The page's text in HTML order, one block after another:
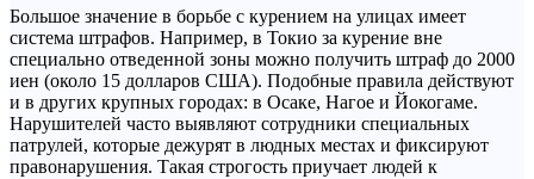
Большое значение в борьбе с курением на улицах имеет
система штрафов. Например, в Токио за курение вне
специально отведенной зоны можно получить штраф до 2000
иен (около 15 долларов США). Подобные правила действуют
и в других крупных городах: в Осаке, Нагое и Йокогаме.
Нарушителей часто выявляют сотрудники специальных
патрулей, которые дежурят в людных местах и фиксируют
правонарушения. Такая строгость приучает людей к